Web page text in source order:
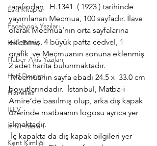
Eski Kitaplar
Facebook Yazıları
Halk Bilimi
Haber Akis Yazıları
Harf Devrimi
Hızırellez
İLEV
İzmir Yazıları
Kent Kimliği
tarafından   H.1341  ( 1923 ) tarihinde
yayımlanan Mecmua, 100 sayfadır. İlave
olarak Mecmua’nın orta sayfalarına
eklenmiş, 4 büyük pafta cedvel, 1
grafik  ve Mecmuanın sonuna eklenmiş
2 adet harita bulunmaktadır.
Mecmuanın sayfa ebadı 24.5 x  33.0 cm
boyutlarındadır.  İstanbul, Matba-i
Amire’de basılmış olup, arka dış kapak
üzerinde matbaanın logosu ayrıca yer
almaktadır.
İç kapakta da dış kapak bilgileri yer